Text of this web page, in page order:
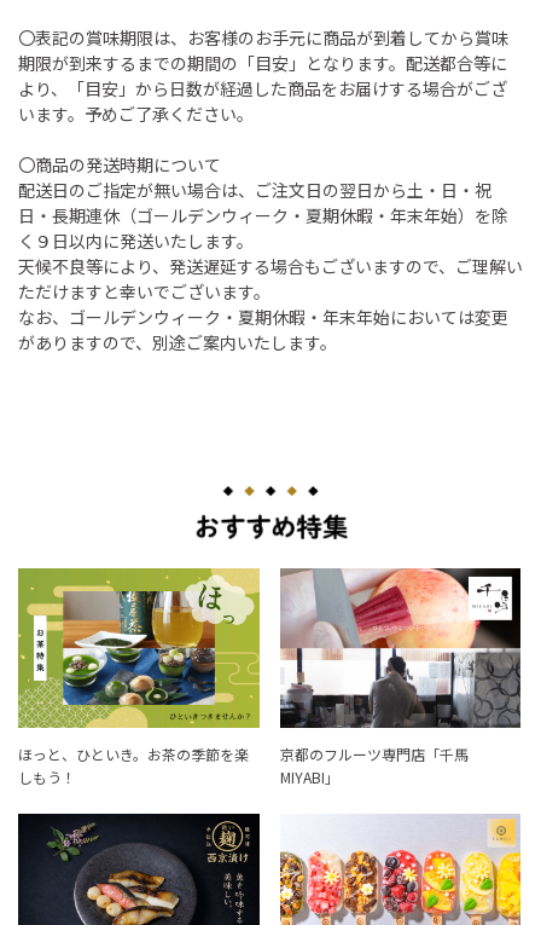
〇表記の賞味期限は、お客様のお手元に商品が到着してから賞味
期限が到来するまでの期間の「目安」となります。配送都合等に
より、「目安」から日数が経過した商品をお届けする場合がござ
います。予めご了承ください。
〇商品の発送時期について
配送日のご指定が無い場合は、ご注文日の翌日から土・日・祝
日・長期連休（ゴールデンウィーク・夏期休暇・年末年始）を除
く９日以内に発送いたします。
天候不良等により、発送遅延する場合もございますので、ご理解い
ただけますと幸いでございます。
なお、ゴールデンウィーク・夏期休暇・年末年始においては変更
がありますので、別途ご案内いたします。
ほっと、ひといき。お茶の季節を楽
しもう！
京都のフルーツ専門店「千馬
MIYABI」